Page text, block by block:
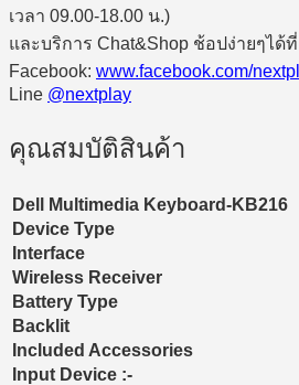
เวลา 09.00-18.00 น.)
และบริการ Chat&Shop ช้อปง่ายๆได้ที่
Facebook: www.facebook.com/
Line @nextplay
คุณสมบัติสินค้า
Dell Multimedia Keyboard-KB216
Device Type
Interface
Wireless Receiver
Battery Type
Backlit
Included Accessories
Input Device :-